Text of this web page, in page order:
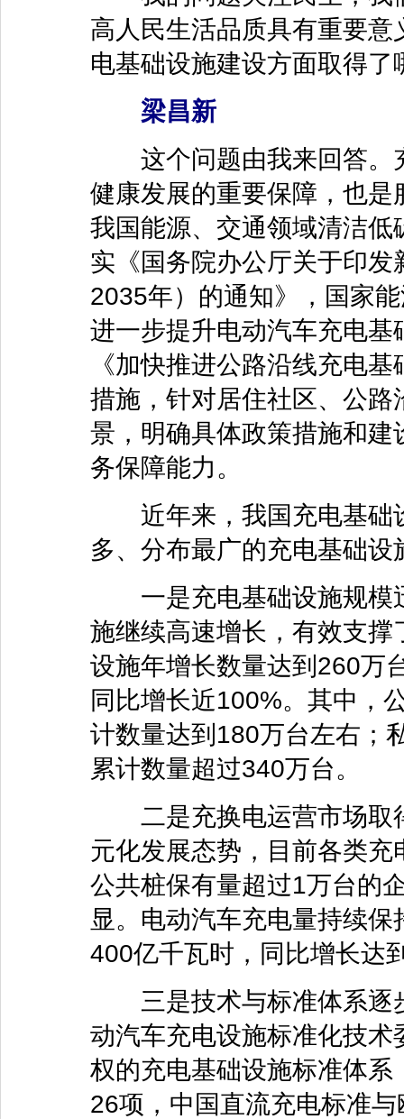
高人民生活品质具有重要
电基础设施建设方面取得了
梁昌新
这个问题由我来回答。
健康发展的重要保障，也
我国能源、交通领域清洁
实《国务院办公厅关于印
2035年）的通知》，国家
进一步提升电动汽车充电
《加快推进公路沿线充电
措施，针对居住社区、公
景，明确具体政策措施和
务保障能力。
近年来，我国充电基础
多、分布最广的充电基础设
一是充电基础设施规模
施继续高速增长，有效支
设施年增长数量达到260万
同比增长近100%。其中，
计数量达到180万台左右；
累计数量超过340万台。
二是充换电运营市场取
元化发展态势，目前各类
公共桩保有量超过1万台的
显。电动汽车充电量持续
400亿千瓦时，同比增长达
三是技术与标准体系逐
动汽车充电设施标准化技
权的充电基础设施标准体
26项，中国直流充电标准